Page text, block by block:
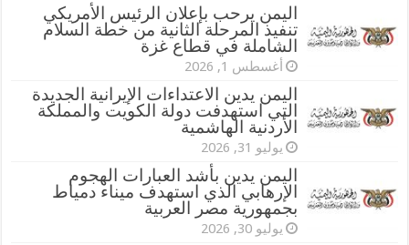
اليمن يرحب بإعلان الرئيس الأمريكي
تنفيذ المرحلة الثانية من خطة السلام
الشاملة في قطاع غزة
أغسطس 1, 2026
اليمن يدين الاعتداءات الإيرانية الجديدة
التي استهدفت دولة الكويت والمملكة
الأردنية الهاشمية
يوليو 31, 2026
اليمن يدين بأشد العبارات الهجوم
الإرهابي الذي استهدف ميناء دمياط
بجمهورية مصر العربية
يوليو 30, 2026